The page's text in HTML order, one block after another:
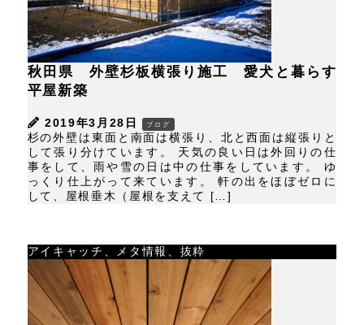
秋田県 外壁杉板横張り施工 愛犬と暮らす
平屋新築
2019年3月28日 ブログ
杉の外壁は東面と南面は横張り、北と西面は縦張りと
して張り分けています。 天気の良い日は外回りの仕
事をして、雨や雪の日は中の仕事をしています。 ゆ
っくり仕上がって来ています。 軒の出をほぼゼロに
して、屋根垂木（屋根を支えて […]
アイキャッチ、メタ情報、抜粋